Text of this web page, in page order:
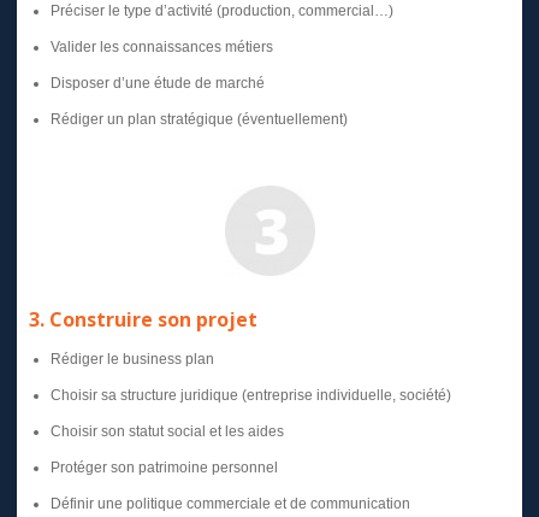
Préciser le type d’activité (production, commercial…)
Valider les connaissances métiers
Disposer d’une étude de marché
Rédiger un plan stratégique (éventuellement)
3. Construire son projet
Rédiger le business plan
Choisir sa structure juridique (entreprise individuelle, société)
Choisir son statut social et les aides
Protéger son patrimoine personnel
Définir une politique commerciale et de communication